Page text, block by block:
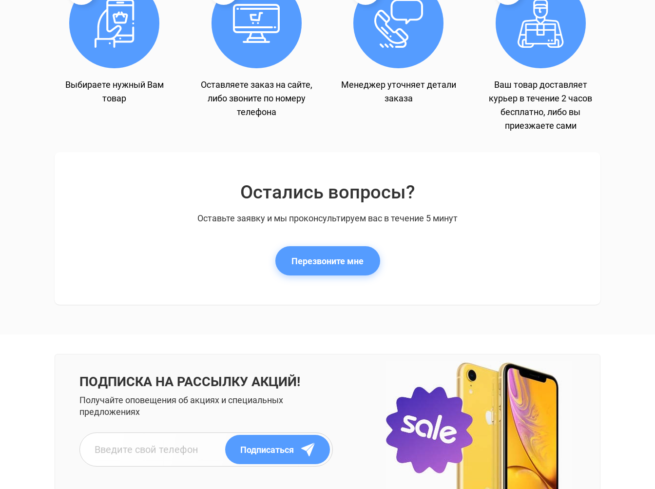
Выбираете нужный Вам
товар
Оставляете заказ на сайте,
либо звоните по номеру
телефона
Менеджер уточняет детали
заказа
Ваш товар доставляет
курьер в течение 2 часов
бесплатно, либо вы
приезжаете сами
Остались вопросы?
Оставьте заявку и мы проконсультируем вас в течение 5 минут
Перезвоните мне
ПОДПИСКА НА РАССЫЛКУ АКЦИЙ!
Получайте оповещения об акциях и специальных
предложениях
Подписаться